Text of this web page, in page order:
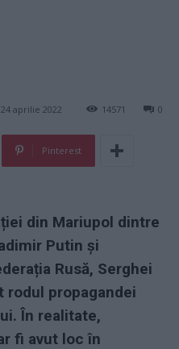
aprilie 2022 0
14571
Pinterest
din Mariupol dintre
Putin și
Rusă, Serghei
rodul propagandei
În realitate,
fi avut loc în